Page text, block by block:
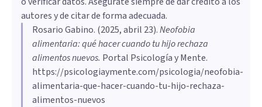
autores y de citar de forma adecuada.
Rosario Gabino. (2025, abril 23).Neofobia
alimentaria: qué hacer cuando tu hijo rechaza
alimentos nuevos. Portal Psicología y Mente.
https://psicologiaymente.com/psicologia/neofobia-
alimentaria-que-hacer-cuando-tu-hijo-rechaza-
alimentos-nuevos